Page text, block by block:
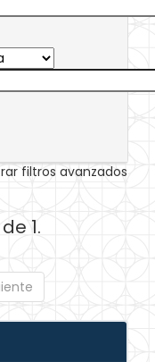
filtros avanzados
1.